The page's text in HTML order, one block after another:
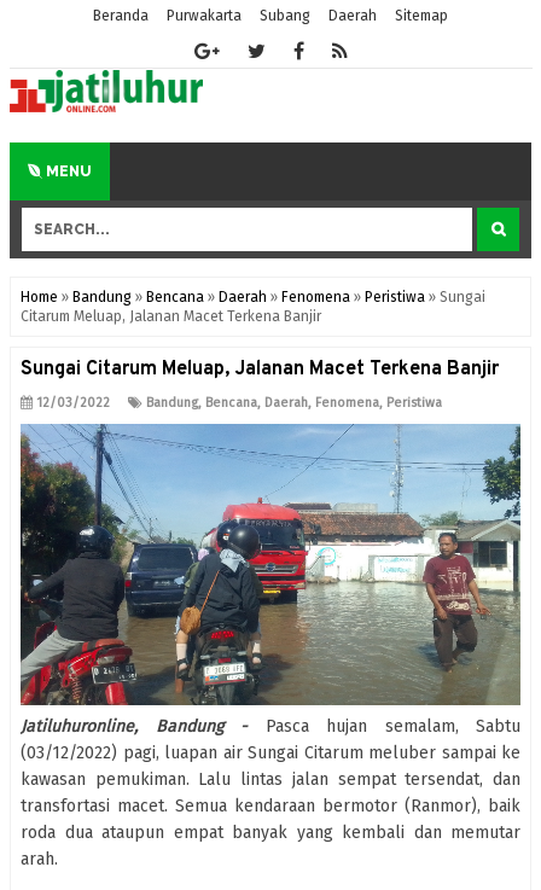
Beranda Purwakarta Subang Daerah Sitemap
MENU
Home » Bandung » Bencana » Daerah » Fenomena » Peristiwa » Sungai
Citarum Meluap, Jalanan Macet Terkena Banjir
Sungai Citarum Meluap, Jalanan Macet Terkena Banjir
12/03/2022 Bandung, Bencana, Daerah, Fenomena, Peristiwa
Jatiluhuronline, Bandung - Pasca hujan semalam, Sabtu
(03/12/2022) pagi, luapan air Sungai Citarum meluber sampai ke
kawasan pemukiman. Lalu lintas jalan sempat tersendat, dan
transfortasi macet. Semua kendaraan bermotor (Ranmor), baik
roda dua ataupun empat banyak yang kembali dan memutar
arah.